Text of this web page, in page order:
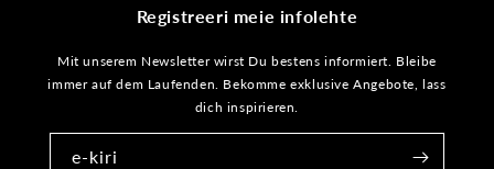
Registreeri meie infolehte
Mit unserem Newsletter wirst Du bestens informiert. Bleibe
immer auf dem Laufenden. Bekomme exklusive Angebote, lass
dich inspirieren.
e-kiri